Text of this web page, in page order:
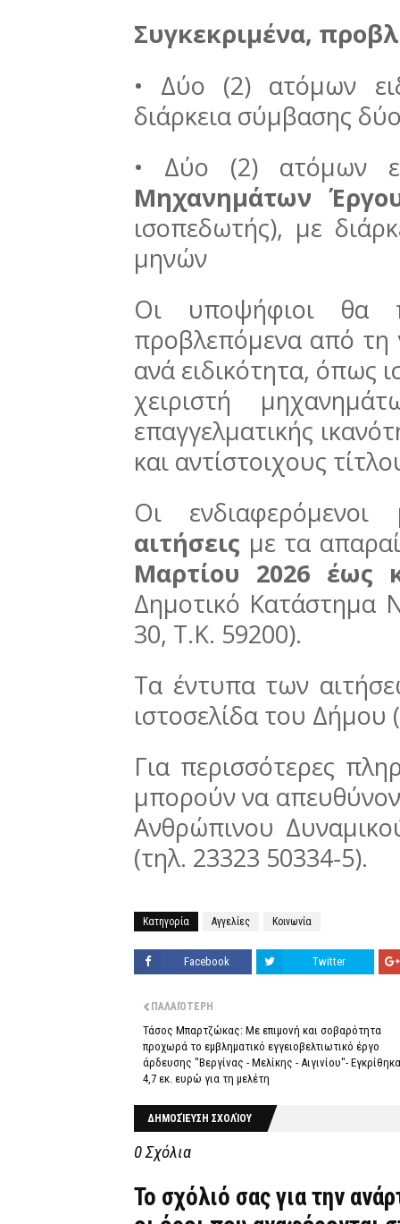
Συγκεκριμένα,
• Δύο (2) ατόμων
διάρκεια σύμβασης
• Δύο (2) ατόμων
Μηχανημάτων
ισοπεδωτής), με
μηνών
Οι υποψήφιοι θα
προβλεπόμενα από τη
ανά ειδικότητα, όπως
χειριστή
επαγγελματικής
και αντίστοιχους
Οι
αιτήσεις με τα
Μαρτίου 2026 έως
Δημοτικό Κατάστημα
30, Τ.Κ. 59200).
Τα έντυπα των
ιστοσελίδα του Δήμου (
Για περισσότερες
μπορούν να
Ανθρώπινου
(τηλ. 23323 50334-5).
Κατηγορία Αγγελίες Κοινωνία
Facebook Twitter
ΠΑΛΑΙΌΤΕΡΗ
Τάσος Μπαρτζώκας: Με επιμονή και σοβαρότητα
προχωρά το εμβληματικό εγγειοβελτιωτικό έργο
άρδευσης "Βεργίνας - Μελίκης - Αιγινίου"-
4,7 εκ. ευρώ για τη μελέτη
ΔΗΜΟΣΊΕΥΣΗ ΣΧΟΛΊΟΥ
0 Σχόλια
Το σχόλιό σας για την